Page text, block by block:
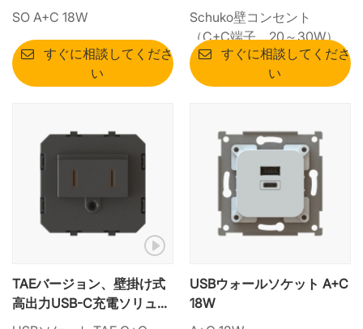
き）｜コスト効率に優れた
SO A+C 18W
すぐに相談してくださ
い
Schuko壁コンセント
（C+C端子、20～30W）
すぐに相談してくださ
い
TAEバージョン、壁掛け式
高出力USB-C充電ソリュー
ション - 65W PD出力
USBウォールソケット A+C
18W